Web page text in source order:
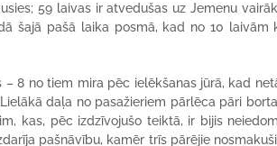
59 laivas ir atvedušas uz Jemenu
šajā pašā laika posmā, kad no 10 laivām
8 no tiem mira pēc ielēkšanas jūrā, kad
daļa no pasažieriem pārlēca pāri
kas, pēc izdzīvojušo teiktā, ir bijis
pašnāvību, kamēr trīs pārējie